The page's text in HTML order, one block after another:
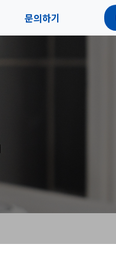
문의하기